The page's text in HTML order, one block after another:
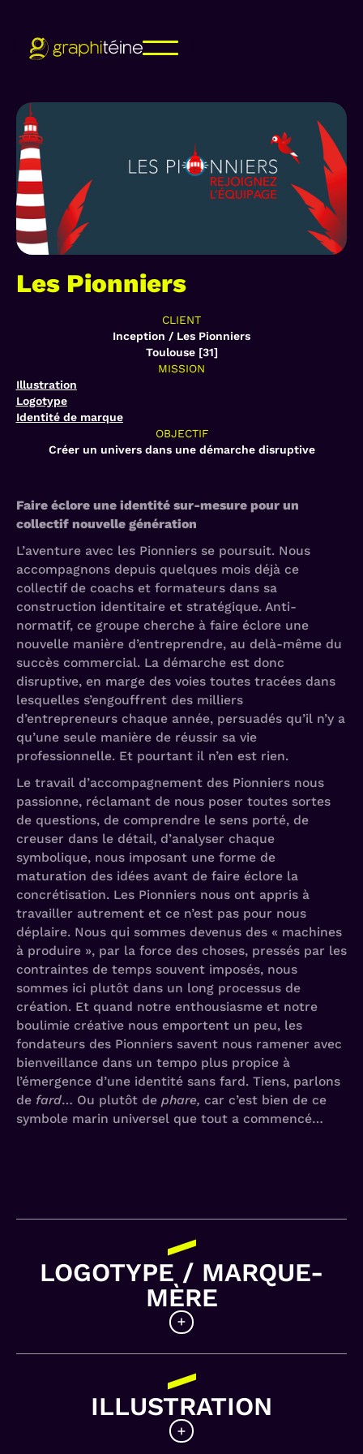
Les Pionniers
CLIENT
Inception / Les Pionniers
Toulouse [31]
MISSION
Illustration
Logotype
Identité de marque
OBJECTIF
Créer un univers dans une démarche disruptive
Faire éclore une identité sur-mesure pour un
collectif nouvelle génération
L’aventure avec les Pionniers se poursuit. Nous
accompagnons depuis quelques mois déjà ce
collectif de coachs et formateurs dans sa
construction identitaire et stratégique. Anti-
normatif, ce groupe cherche à faire éclore une
nouvelle manière d’entreprendre, au delà-même du
succès commercial. La démarche est donc
disruptive, en marge des voies toutes tracées dans
lesquelles s’engouffrent des milliers
d’entrepreneurs chaque année, persuadés qu’il n’y a
qu’une seule manière de réussir sa vie
professionnelle. Et pourtant il n’en est rien.
Le travail d’accompagnement des Pionniers nous
passionne, réclamant de nous poser toutes sortes
de questions, de comprendre le sens porté, de
creuser dans le détail, d’analyser chaque
symbolique, nous imposant une forme de
maturation des idées avant de faire éclore la
concrétisation. Les Pionniers nous ont appris à
travailler autrement et ce n’est pas pour nous
déplaire. Nous qui sommes devenus des « machines
à produire », par la force des choses, pressés par les
contraintes de temps souvent imposés, nous
sommes ici plutôt dans un long processus de
création. Et quand notre enthousiasme et notre
boulimie créative nous emportent un peu, les
fondateurs des Pionniers savent nous ramener avec
bienveillance dans un tempo plus propice à
l’émergence d’une identité sans fard. Tiens, parlons
de fard… Ou plutôt de phare, car c’est bien de ce
symbole marin universel que tout a commencé…
LOGOTYPE / MARQUE-
MÈRE
Une identité phare
La marque-mère, véritable pierre fondatrice
du dispositif, asseoit la ligne graphique et
instaure les codes qui seront déployés pour
ILLUSTRATION